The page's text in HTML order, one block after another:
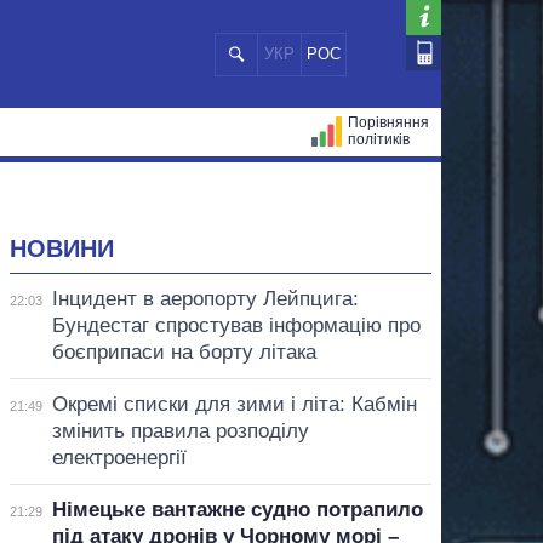
УКР РОС
Порівняння
політиків
НОВИНИ
22:03
Інцидент в аеропорту Лейпцига:
Бундестаг спростував інформацію про
боєприпаси на борту літака
21:49
Окремі списки для зими і літа: Кабмін
змінить правила розподілу
електроенергії
21:29
Німецьке вантажне судно потрапило
під атаку дронів у Чорному морі –